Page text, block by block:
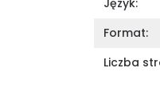
Format:
Liczba